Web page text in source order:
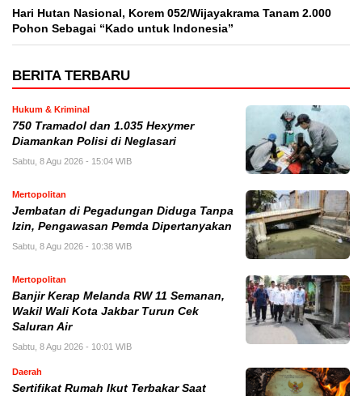
Hari Hutan Nasional, Korem 052/Wijayakrama Tanam 2.000
Pohon Sebagai “Kado untuk Indonesia”
BERITA TERBARU
Hukum & Kriminal
750 Tramadol dan 1.035 Hexymer
Diamankan Polisi di Neglasari
Sabtu, 8 Agu 2026 - 15:04 WIB
Mertopolitan
Jembatan di Pegadungan Diduga Tanpa
Izin, Pengawasan Pemda Dipertanyakan
Sabtu, 8 Agu 2026 - 10:38 WIB
Mertopolitan
Banjir Kerap Melanda RW 11 Semanan,
Wakil Wali Kota Jakbar Turun Cek
Saluran Air
Sabtu, 8 Agu 2026 - 10:01 WIB
Daerah
Sertifikat Rumah Ikut Terbakar Saat